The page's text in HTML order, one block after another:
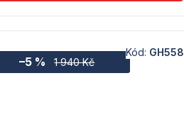
1 940 Kč
–5 %
Kód: GH558